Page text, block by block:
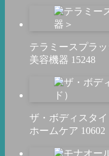
テラミースプラ
美容機器 15248
ザ・ボディスタ
ホームケア 10602